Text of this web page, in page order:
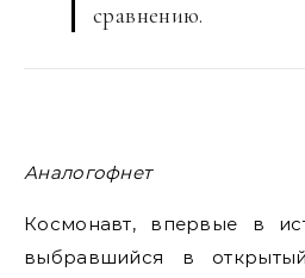
сравнению.
Аналогофнет
Космонавт, впервые в
выбравшийся в